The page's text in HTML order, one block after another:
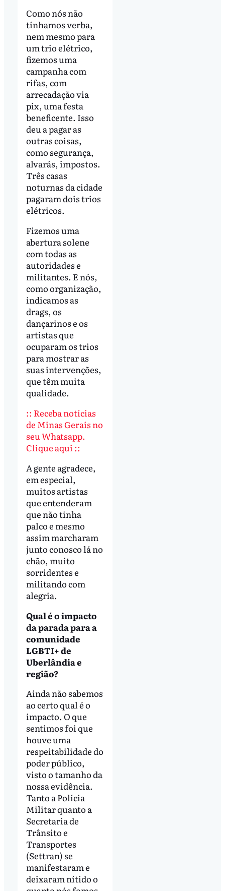
Como nós não
tínhamos verba,
nem mesmo para
um trio elétrico,
fizemos uma
campanha com
rifas, com
arrecadação via
pix, uma festa
beneficente. Isso
deu a pagar as
outras coisas,
como segurança,
alvarás, impostos.
Três casas
noturnas da cidade
pagaram dois trios
elétricos.
Fizemos uma
abertura solene
com todas as
autoridades e
militantes. E nós,
como organização,
indicamos as
drags, os
dançarinos e os
artistas que
ocuparam os trios
para mostrar as
suas intervenções,
que têm muita
qualidade.
:: Receba notícias
de Minas Gerais no
seu Whatsapp.
Clique aqui ::
A gente agradece,
em especial,
muitos artistas
que entenderam
que não tinha
palco e mesmo
assim marcharam
junto conosco lá no
chão, muito
sorridentes e
militando com
alegria.
Qual é o impacto
da parada para a
comunidade
LGBTI+ de
Uberlândia e
região?
Ainda não sabemos
ao certo qual é o
impacto. O que
sentimos foi que
houve uma
respeitabilidade do
poder público,
visto o tamanho da
nossa evidência.
Tanto a Polícia
Militar quanto a
Secretaria de
Trânsito e
Transportes
(Settran) se
manifestaram e
deixaram nítido o